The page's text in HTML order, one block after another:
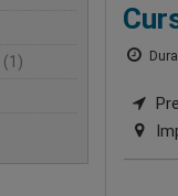
(1)